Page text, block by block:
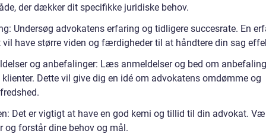
der dækker dit specifikke juridiske behov.
Undersøg advokatens erfaring og tidligere succesrate. En
vil have større viden og færdigheder til at håndtere din sag
og anbefalinger: Læs anmeldelser og bed om
Dette vil give dig en idé om advokatens omdømme og
Det er vigtigt at have en god kemi og tillid til din advokat.
og forstår dine behov og mål.